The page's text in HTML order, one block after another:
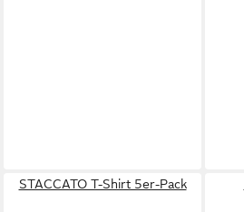
STACCATO T-Shirt 5er-Pack